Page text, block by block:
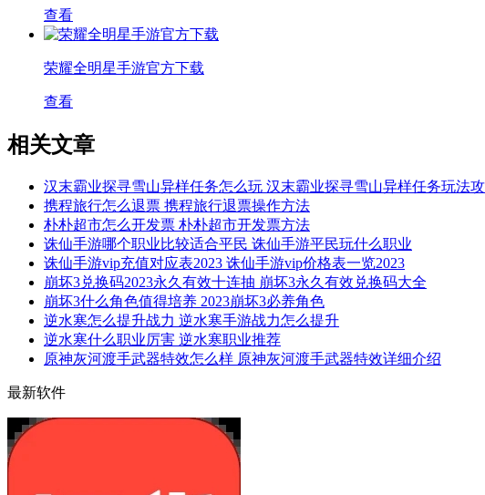
查看
荣耀全明星手游官方下载
查看
相关文章
汉末霸业探寻雪山异样任务怎么玩 汉末霸业探寻雪山异样任务玩法
携程旅行怎么退票 携程旅行退票操作方法
朴朴超市怎么开发票 朴朴超市开发票方法
诛仙手游哪个职业比较适合平民 诛仙手游平民玩什么职业
诛仙手游vip充值对应表2023 诛仙手游vip价格表一览2023
崩坏3兑换码2023永久有效十连抽 崩坏3永久有效兑换码大全
崩坏3什么角色值得培养 2023崩坏3必养角色
逆水寒怎么提升战力 逆水寒手游战力怎么提升
逆水寒什么职业厉害 逆水寒职业推荐
原神灰河渡手武器特效怎么样 原神灰河渡手武器特效详细介绍
最新软件